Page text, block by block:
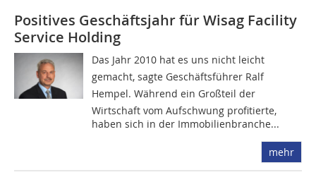
Positives Geschäftsjahr für Wisag Facility
Service Holding
Das Jahr 2010 hat es uns nicht leicht
gemacht, sagte Geschäftsführer Ralf
Hempel. Während ein Großteil der
Wirtschaft vom Aufschwung profitierte,
haben sich in der Immobilienbranche...
mehr